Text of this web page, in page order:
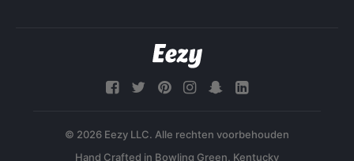
© 2026 Eezy LLC. Alle rechten voorbehouden